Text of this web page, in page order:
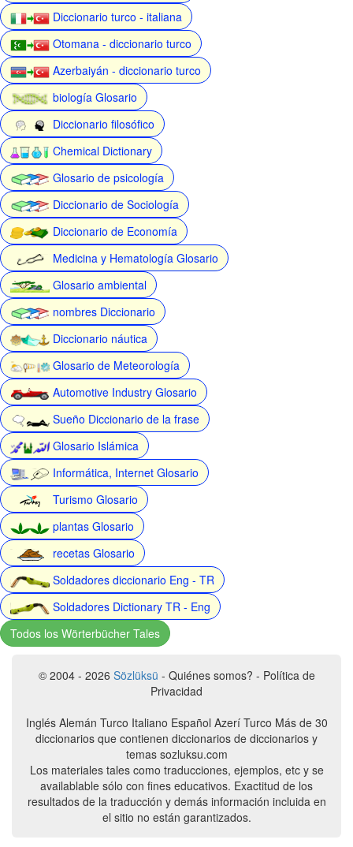
Diccionario turco - italiana
Otomana - diccionario turco
Azerbaiyán - diccionario turco
biología Glosario
Diccionario filosófico
Chemical Dictionary
Glosario de psicología
Diccionario de Sociología
Diccionario de Economía
Medicina y Hematología Glosario
Glosario ambiental
nombres Diccionario
Diccionario náutica
Glosario de Meteorología
Automotive Industry Glosario
Sueño Diccionario de la frase
Glosario Islámica
Informática, Internet Glosario
Turismo Glosario
plantas Glosario
recetas Glosario
Soldadores diccionario Eng - TR
Soldadores Dictionary TR - Eng
Todos los Wörterbücher Tales
© 2004 - 2026 Sözlüksü - Quiénes somos? - Política de
Privacidad
Inglés Alemán Turco Italiano Español Azerí Turco Más de 30
diccionarios que contienen diccionarios de diccionarios y
temas sozluksu.com
Los materiales tales como traducciones, ejemplos, etc y se
availablable sólo con fines educativos. Exactitud de los
resultados de la traducción y demás información incluida en
el sitio no están garantizados.